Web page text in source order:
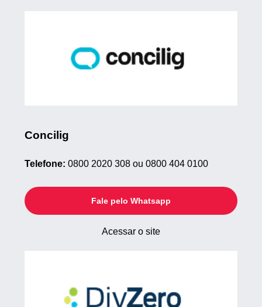
Concilig
Telefone: 0800 2020 308 ou 0800 404 0100
Fale pelo Whatsapp
Acessar o site